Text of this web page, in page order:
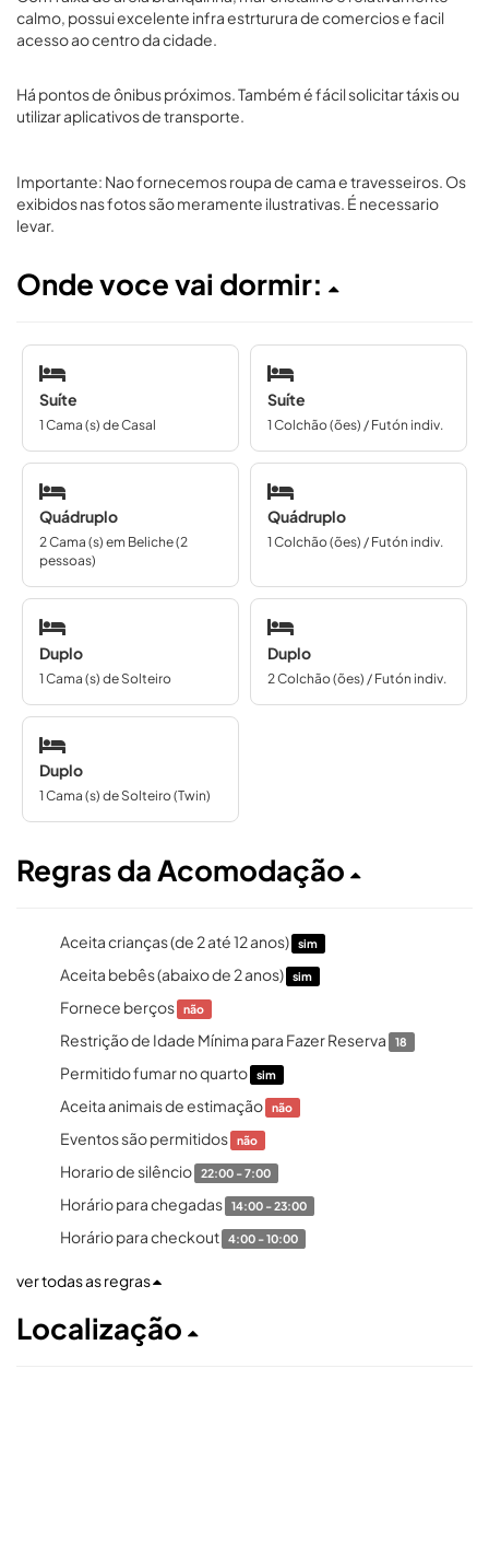
calmo, possui excelente infra estrturura de comercios e facil
acesso ao centro da cidade.
Há pontos de ônibus próximos. Também é fácil solicitar táxis ou
utilizar aplicativos de transporte.
Importante: Nao fornecemos roupa de cama e travesseiros. Os
exibidos nas fotos são meramente ilustrativas. É necessario
levar.
Onde voce vai dormir:
Suíte
1 Cama (s) de Casal
Suíte
1 Colchão (ões) / Futón indiv.
Quádruplo
2 Cama (s) em Beliche (2
pessoas)
Quádruplo
1 Colchão (ões) / Futón indiv.
Duplo
1 Cama (s) de Solteiro
Duplo
2 Colchão (ões) / Futón indiv.
Duplo
1 Cama (s) de Solteiro (Twin)
Regras da Acomodação
Aceita crianças (de 2 até 12 anos) sim
Aceita bebês (abaixo de 2 anos) sim
Fornece berços não
Restrição de Idade Mínima para Fazer Reserva 18
Permitido fumar no quarto sim
Aceita animais de estimação não
Eventos são permitidos não
Horario de silêncio 22:00 - 7:00
Horário para chegadas 14:00 - 23:00
Horário para checkout 4:00 - 10:00
ver todas as regras
Localização